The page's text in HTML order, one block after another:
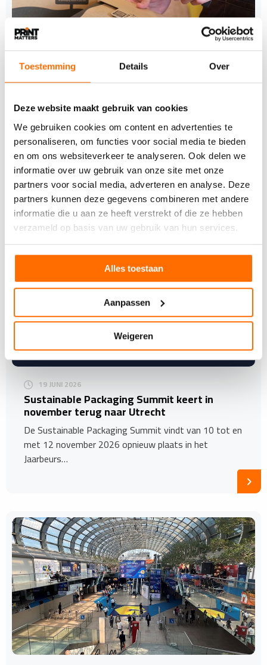
Toestemming Details Over
Deze website maakt gebruik van cookies
We gebruiken cookies om content en advertenties te
personaliseren, om functies voor social media te bieden
en om ons websiteverkeer te analyseren. Ook delen we
informatie over uw gebruik van onze site met onze
partners voor social media, adverteren en analyse. Deze
partners kunnen deze gegevens combineren met andere
informatie die u aan ze heeft verstrekt of die ze hebben
verzameld op basis van uw gebruik van hun services.
Alles toestaan
Aanpassen
Weigeren
DS Smith, RE-ZIP EN RAJA Group starten pilot
voor herbruikbare e-commerceverpakkingen
DS Smith, RE-ZIP en de RAJA Group hebben samen
het initiatief REUSE FAST TRACK gelanceerd. De drie
partners…
19 JUNI 2026
Sustainable Packaging Summit keert in
november terug naar Utrecht
De Sustainable Packaging Summit vindt van 10 tot en
met 12 november 2026 opnieuw plaats in het
Jaarbeurs…